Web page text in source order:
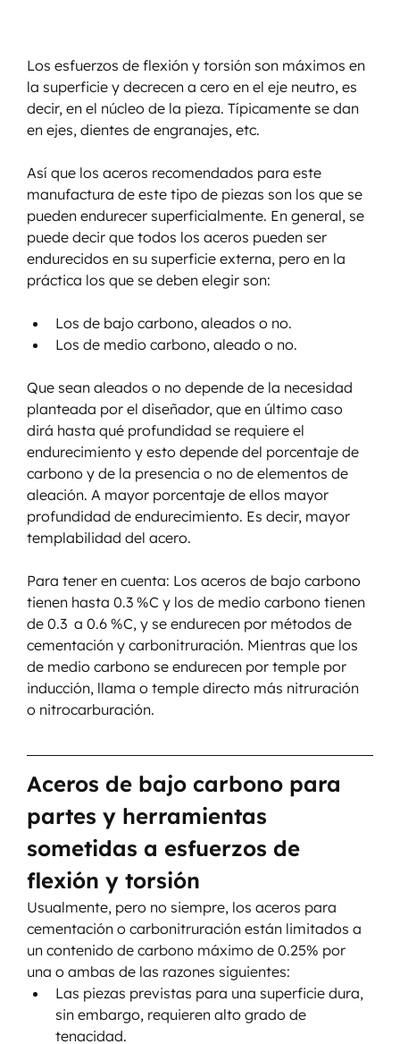
Los esfuerzos de flexión y torsión son máximos en
la superficie y decrecen a cero en el eje neutro, es
decir, en el núcleo de la pieza. Típicamente se dan
en ejes, dientes de engranajes, etc.
Así que los aceros recomendados para este
manufactura de este tipo de piezas son los que se
pueden endurecer superficialmente. En general, se
puede decir que todos los aceros pueden ser
endurecidos en su superficie externa, pero en la
práctica los que se deben elegir son:
Los de bajo carbono, aleados o no.
Los de medio carbono, aleado o no.
Que sean aleados o no depende de la necesidad
planteada por el diseñador, que en último caso
dirá hasta qué profundidad se requiere el
endurecimiento y esto depende del porcentaje de
carbono y de la presencia o no de elementos de
aleación. A mayor porcentaje de ellos mayor
profundidad de endurecimiento. Es decir, mayor
templabilidad del acero.
Para tener en cuenta: Los aceros de bajo carbono
tienen hasta 0.3 %C y los de medio carbono tienen
de 0.3  a 0.6 %C, y se endurecen por métodos de
cementación y carbonitruración. Mientras que los
de medio carbono se endurecen por temple por
inducción, llama o temple directo más nitruración
o nitrocarburación.
Aceros de bajo carbono para
partes y herramientas
sometidas a esfuerzos de
flexión y torsión
Usualmente, pero no siempre, los aceros para
cementación o carbonitruración están limitados a
un contenido de carbono máximo de 0.25% por
una o ambas de las razones siguientes:
Las piezas previstas para una superficie dura,
sin embargo, requieren alto grado de
tenacidad.